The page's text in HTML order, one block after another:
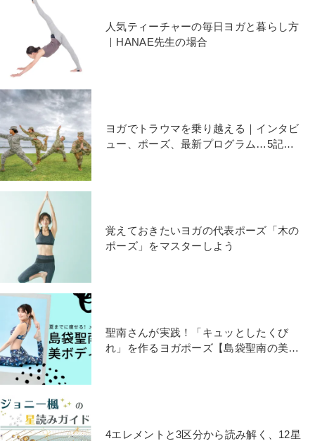
人気ティーチャーの毎日ヨガと暮らし方
｜HANAE先生の場合
ヨガでトラウマを乗り越える｜インタビ
ュー、ポーズ、最新プログラム…5記事
覚えておきたいヨガの代表ポーズ「木の
ポーズ」をマスターしよう
聖南さんが実践！「キュッとしたくび
れ」を作るヨガポーズ【島袋聖南の美ボ
4エレメントと3区分から読み解く、12星